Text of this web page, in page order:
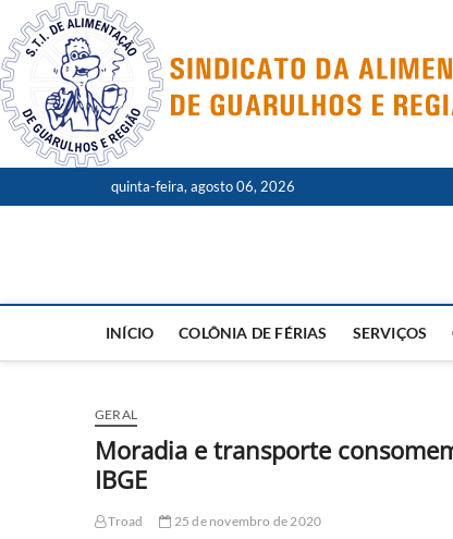
to
content
quinta-feira, agosto 06, 2026
INÍCIO COLÔNIA DE FÉRIAS SERVIÇOS
GERAL
Moradia e transporte
IBGE
Troad 25 de novembro de 2020